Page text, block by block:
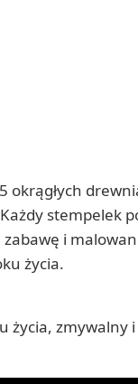
stempelek
i
życia.
zmywalny